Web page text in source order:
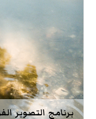
برنامج التصوير